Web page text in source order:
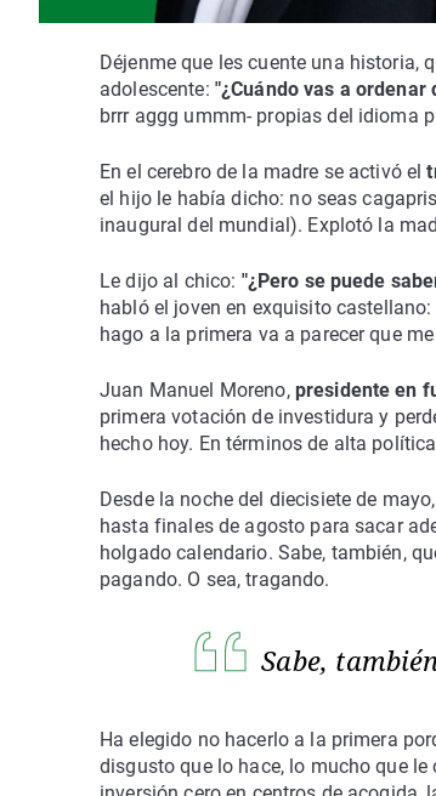
Déjenme que les cuente una historia,
adolescente: "¿Cuándo vas a ordenar
brrr aggg ummm- propias del idioma
En el cerebro de la madre se activó el
el hijo le había dicho: no seas
inaugural del mundial). Explotó la
Le dijo al chico: "¿Pero se puede
habló el joven en exquisito
hago a la primera va a parecer que
Juan Manuel Moreno, presidente en
primera votación de investidura y
hecho hoy. En términos de alta
Desde la noche del diecisiete de
hasta finales de agosto para sacar
holgado calendario. Sabe, también,
pagando. O sea, tragando.
Sabe,
Ha elegido no hacerlo a la primera
disgusto que lo hace, lo mucho que